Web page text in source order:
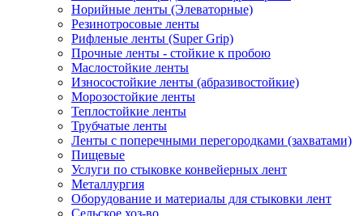
Норийные ленты (Элеваторные)
Резинотросовые ленты
Рифленые ленты (Super Grip)
Прочные ленты - стойкие к пробою
Маслостойкие ленты
Износостойкие ленты (абразивостойкие)
Морозостойкие ленты
Теплостойкие ленты
Трубчатые ленты
Ленты с поперечными перегородками (захватами)
Пищевые
Услуги по стыковке конвейерных лент
Металлургия
Оборудование и материалы для стыковки лент
Сельское хоз-во